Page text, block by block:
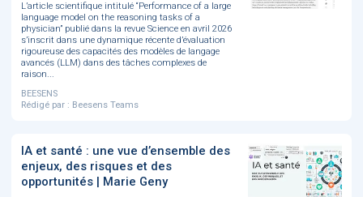
L’article scientifique intitulé “Performance of a large
language model on the reasoning tasks of a
physician” publié dans la revue Science en avril 2026
s’inscrit dans une dynamique récente d’évaluation
rigoureuse des capacités des modèles de langage
avancés (LLM) dans des tâches complexes de
raison...
BEESENS
Rédigé par : Beesens Teams
IA et santé : une vue d’ensemble des
enjeux, des risques et des
opportunités | Marie Geny